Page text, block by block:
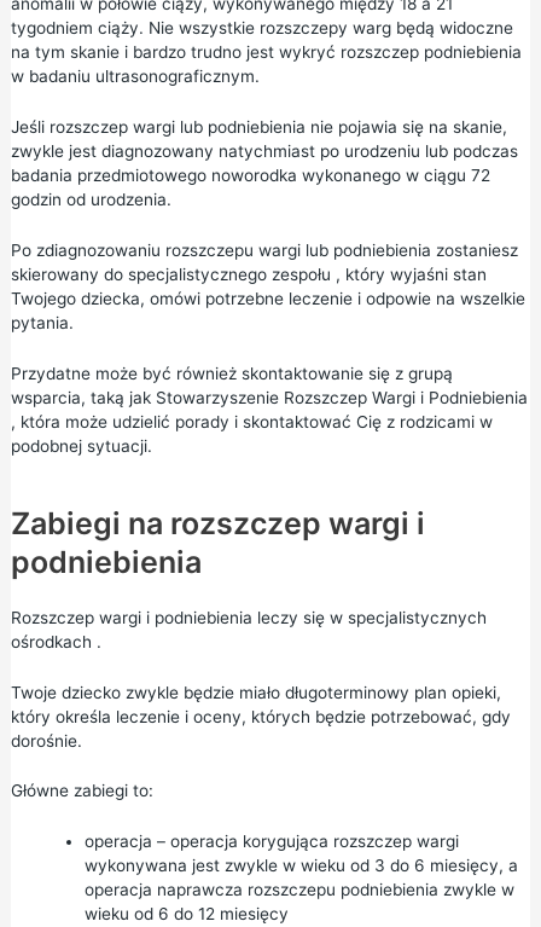
tygodniem ciąży. Nie wszystkie rozszczepy warg będą widoczne
na tym skanie i bardzo trudno jest wykryć rozszczep podniebienia
w badaniu ultrasonograficznym.
Jeśli rozszczep wargi lub podniebienia nie pojawia się na skanie,
zwykle jest diagnozowany natychmiast po urodzeniu lub podczas
badania przedmiotowego noworodka wykonanego w ciągu 72
godzin od urodzenia.
Po zdiagnozowaniu rozszczepu wargi lub podniebienia zostaniesz
skierowany do specjalistycznego zespołu , który wyjaśni stan
Twojego dziecka, omówi potrzebne leczenie i odpowie na wszelkie
pytania.
Przydatne może być również skontaktowanie się z grupą
wsparcia, taką jak Stowarzyszenie Rozszczep Wargi i Podniebienia
, która może udzielić porady i skontaktować Cię z rodzicami w
podobnej sytuacji.
Zabiegi na rozszczep wargi i
podniebienia
Rozszczep wargi i podniebienia leczy się w specjalistycznych
ośrodkach .
Twoje dziecko zwykle będzie miało długoterminowy plan opieki,
który określa leczenie i oceny, których będzie potrzebować, gdy
dorośnie.
Główne zabiegi to:
operacja – operacja korygująca rozszczep wargi
wykonywana jest zwykle w wieku od 3 do 6 miesięcy, a
operacja naprawcza rozszczepu podniebienia zwykle w
wieku od 6 do 12 miesięcy